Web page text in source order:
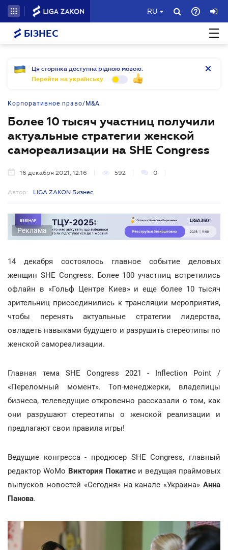
RU
БІЗНЕС
Ця сторінка доступна рідною мовою.
Перейти на українську
Корпоративное право/M&A
Более 10 тысяч участниц получили
актуальные стратегии женской
самореализации на SHE Congress
16 декабря 2021, 12:16 592 0
Автор: LIGA ZAKON Бизнес
Реклама
14 декабря состоялось главное событие деловых
женщин SHE Congress. Более 100 участниц встретились
офлайн в «Гольф Центре Киев» и еще более 10 тысяч
зрительниц присоединились к трансляции мероприятия,
чтобы перенять актуальные стратегии лидерства,
овладеть навыками будущего и разрушить стереотипы по
женской самореализации.
Главная тема SHE Congress 2021 - Inflection Point /
«Переломный момент». Топ-менеджерки, владелицы
бизнеса, телеведущие откровенно рассказали о том, как
они разрушают стереотипы о женской реализации и
предлагают свои правила игры!
Ведущие конгресса - продюсер SHE Congress, главный
редактор WoMo Виктория Покатиси ведущая праймовых
выпусков новостей «Сегодня» на канале «Украина» Анна
Панова.